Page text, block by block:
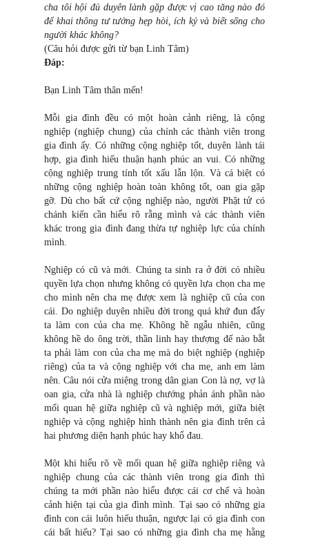
cha tôi hội đủ duyên lành gặp được vị cao tăng nào đó
để khai thông tư tưởng hẹp hòi, ích kỷ và biết sống cho
người khác không?
(Câu hỏi được gửi từ bạn Linh Tâm)
Đáp:
Bạn Linh Tâm thân mến!
Mỗi gia đình đều có một hoàn cảnh riêng, là cộng
nghiệp (nghiệp chung) của chính các thành viên trong
gia đình ấy. Có những cộng nghiệp tốt, duyên lành tái
hợp, gia đình hiếu thuận hạnh phúc an vui. Có những
cộng nghiệp trung tính tốt xấu lẫn lộn. Và cá biệt có
những cộng nghiệp hoàn toàn không tốt, oan gia gặp
gỡ. Dù cho bất cứ cộng nghiệp nào, người Phật tử có
chánh kiến cần hiểu rõ rằng mình và các thành viên
khác trong gia đình đang thừa tự nghiệp lực của chính
mình.
Nghiệp có cũ và mới. Chúng ta sinh ra ở đời có nhiều
quyền lựa chọn nhưng không có quyền lựa chọn cha mẹ
cho mình nên cha mẹ được xem là nghiệp cũ của con
cái. Do nghiệp duyên nhiều đời trong quá khứ đun đẩy
ta làm con của cha mẹ. Không hề ngẫu nhiên, cũng
không hề do ông trời, thần linh hay thượng đế nào bắt
ta phải làm con của cha mẹ mà do biệt nghiệp (nghiệp
riêng) của ta và cộng nghiệp với cha mẹ, anh em làm
nên. Câu nói cửa miệng trong dân gian Con là nợ, vợ là
oan gia, cửa nhà là nghiệp chướng phản ánh phần nào
mối quan hệ giữa nghiệp cũ và nghiệp mới, giữa biệt
nghiệp và cộng nghiệp hình thành nên gia đình trên cả
hai phương diện hạnh phúc hay khổ đau.
Một khi hiểu rõ về mối quan hệ giữa nghiệp riêng và
nghiệp chung của các thành viên trong gia đình thì
chúng ta mới phần nào hiểu được cái cơ chế và hoàn
cảnh hiện tại của gia đình mình. Tại sao có những gia
đình con cái luôn hiếu thuận, ngược lại có gia đình con
cái bất hiếu? Tại sao có những gia đình cha mẹ hằng